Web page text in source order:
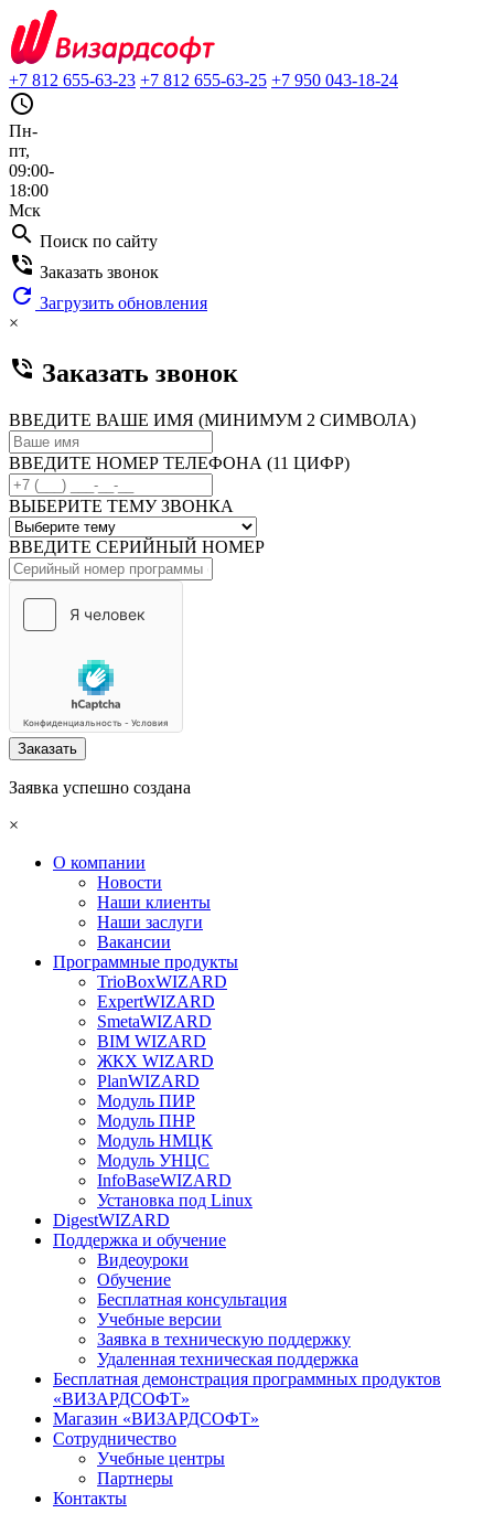
+7 812 655-63-23 +7 812 655-63-25 +7 950 043-18-24
query_builder
Пн-
пт,
09:00-
18:00
Мск
search Поиск по сайту
phone_in_talk Заказать звонок
refresh Загрузить обновления
×
phone_in_talk Заказать звонок
ВВЕДИТЕ ВАШЕ ИМЯ (МИНИМУМ 2 СИМВОЛА)
ВВЕДИТЕ НОМЕР ТЕЛЕФОНА (11 ЦИФР)
ВЫБЕРИТЕ ТЕМУ ЗВОНКА
ВВЕДИТЕ СЕРИЙНЫЙ НОМЕР
Заказать
Заявка успешно создана
×
О компании
Новости
Наши клиенты
Наши заслуги
Вакансии
Программные продукты
TrioBoxWIZARD
ExpertWIZARD
SmetaWIZARD
BIM WIZARD
ЖКХ WIZARD
PlanWIZARD
Модуль ПИР
Модуль ПНР
Модуль НМЦК
Модуль УНЦС
InfoBaseWIZARD
Установка под Linux
DigestWIZARD
Поддержка и обучение
Видеоуроки
Обучение
Бесплатная консультация
Учебные версии
Заявка в техническую поддержку
Удаленная техническая поддержка
Бесплатная демонстрация программных продуктов
«ВИЗАРДСОФТ»
Магазин «ВИЗАРДСОФТ»
Сотрудничество
Учебные центры
Партнеры
Контакты